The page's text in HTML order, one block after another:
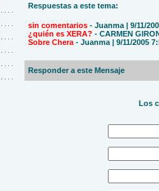
Respuestas a este tema:
sin comentarios - Juanma | 9/11/
¿quién es XERA? - CARMEN
Sobre Chera - Juanma | 9/11/2005
Responder a este Mensaje
Los